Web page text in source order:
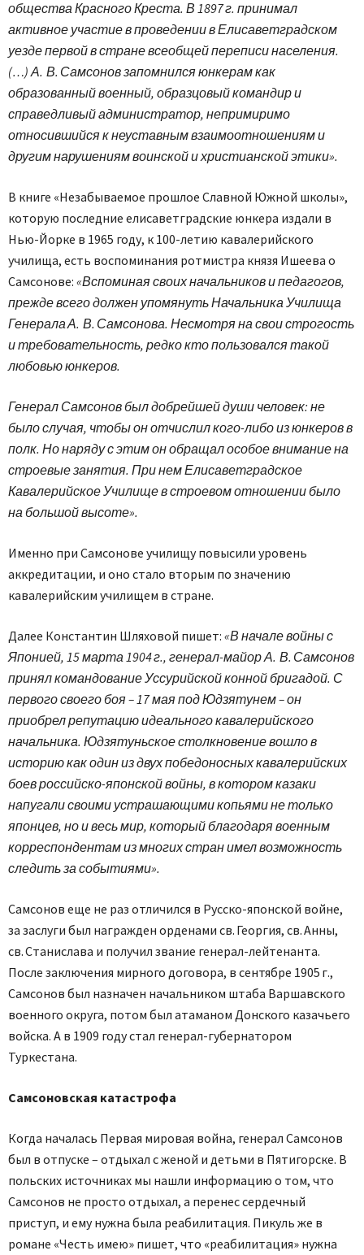
общества Красного Креста. В 1897 г. принимал
активное участие в проведении в Елисаветградском
уезде первой в стране всеобщей переписи населения.
(…) А. В. Самсонов запомнился юнкерам как
образованный военный, образцовый командир и
справедливый администратор, непримиримо
относившийся к неуставным взаимоотношениям и
другим нарушениям воинской и христианской этики».
В книге «Незабываемое прошлое Славной Южной школы»,
которую последние елисаветградские юнкера издали в
Нью-Йорке в 1965 году, к 100-летию кавалерийского
училища, есть воспоминания ротмистра князя Ишеева о
Самсонове: «Вспоминая своих начальников и педагогов,
прежде всего должен упомянуть Начальника Училища
Генерала А. В. Самсонова. Несмотря на свои строгость
и требовательность, редко кто пользовался такой
любовью юнкеров.
Генерал Самсонов был добрейшей души человек: не
было случая, чтобы он отчислил кого-либо из юнкеров в
полк. Но наряду с этим он обращал особое внимание на
строевые занятия. При нем Елисаветградское
Кавалерийское Училище в строевом отношении было
на большой высоте».
Именно при Самсонове училищу повысили уровень
аккредитации, и оно стало вторым по значению
кавалерийским училищем в стране.
Далее Константин Шляховой пишет: «В начале войны с
Японией, 15 марта 1904 г., генерал-майор А. В. Самсонов
принял командование Уссурийской конной бригадой. С
первого своего боя – 17 мая под Юдзятунем – он
приобрел репутацию идеального кавалерийского
начальника. Юдзятуньское столкновение вошло в
историю как один из двух победоносных кавалерийских
боев российско-японской войны, в котором казаки
напугали своими устрашающими копьями не только
японцев, но и весь мир, который благодаря военным
корреспондентам из многих стран имел возможность
следить за событиями».
Самсонов еще не раз отличился в Русско-японской войне,
за заслуги был награжден орденами св. Георгия, св. Анны,
св. Станислава и получил звание генерал-лейтенанта.
После заключения мирного договора, в сентябре 1905 г.,
Самсонов был назначен начальником штаба Варшавского
военного округа, потом был атаманом Донского казачьего
войска. А в 1909 году стал генерал-губернатором
Туркестана.
Самсоновская катастрофа
Когда началась Первая мировая война, генерал Самсонов
был в отпуске – отдыхал с женой и детьми в Пятигорске. В
польских источниках мы нашли информацию о том, что
Самсонов не просто отдыхал, а перенес сердечный
приступ, и ему нужна была реабилитация. Пикуль же в
романе «Честь имею» пишет, что «реабилитация» нужна